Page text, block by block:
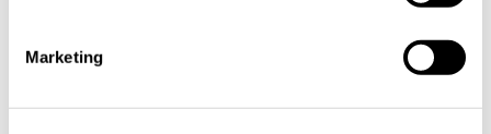
Marketing